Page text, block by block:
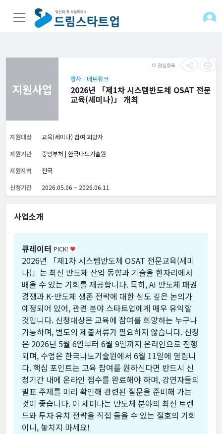
favorite_border 관심등록
지원사업
행사ㆍ네트워크
2026년 「제1차 시스템반도체 OSAT 전문
교육(세미나)」 개최
지원대상
교육(세미나) 참여 희망자
지원기관
중앙부처 | 한국나노기술원
지원지역
전국
신청기간
2026.05.06 ~ 2026.06.11
사업소개
큐레이터 PICK! favorite
2026년 「제1차 시스템반도체 OSAT 전문교육(세미
나)」는 최신 반도체 산업 동향과 기술을 한자리에서
배울 수 있는 기회를 제공합니다. 특히, AI 반도체 패권
경쟁과 K-반도체 생존 전략에 대한 심도 깊은 논의가
예정되어 있어, 관련 분야 스타트업에게 매우 유익할
것입니다. 신청대상은 교육에 참여를 희망하는 누구나
가능하며, 별도의 제출서류가 필요하지 않습니다. 신청
은 2026년 5월 6일부터 6월 9일까지 온라인으로 진행
되며, 수업은 한국나노기술원에서 6월 11일에 열립니
다. 핵심 포인트는 교육 참여를 원하신다면 반드시 신
청기간 내에 온라인 접수를 완료해야 하며, 강연자들의
발표 주제를 미리 확인해 관련된 질문을 준비해 가는
것이 좋습니다. 이 세미나는 반도체 분야의 최신 트렌
드와 투자 유치 전략을 직접 들을 수 있는 절호의 기회
이니, 놓치지 마세요!